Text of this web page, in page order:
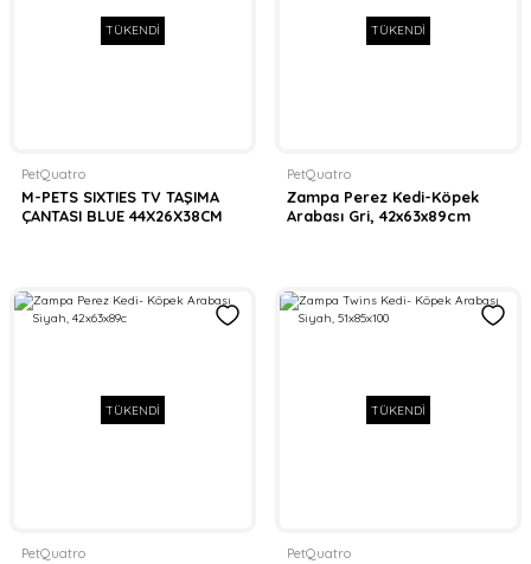
TÜKENDİ
PetQuatro
M-PETS SIXTIES TV TAŞIMA
ÇANTASI BLUE 44X26X38CM
TÜKENDİ
PetQuatro
Zampa Perez Kedi-Köpek
Arabası Gri, 42x63x89cm
TÜKENDİ
PetQuatro
TÜKENDİ
PetQuatro